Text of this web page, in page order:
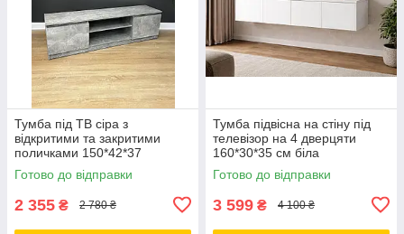
Тумба під ТВ сіра з
відкритими та закритими
поличками 150*42*37
Готово до відправки
2 355 ₴ 2 780 ₴
Тумба підвісна на стіну під
телевізор на 4 дверцяти
160*30*35 см біла
Готово до відправки
3 599 ₴ 4 100 ₴